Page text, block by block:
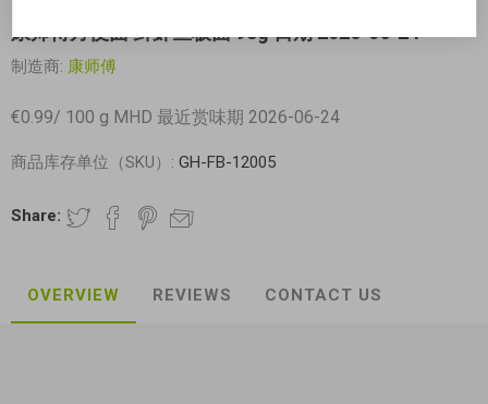
康师傅方便面 鲜虾鱼板面 98g 日期 2026-06-24
制造商: 康师傅
€0.99/ 100 g MHD 最近赏味期 2026-06-24
商品库存单位（SKU）: GH-FB-12005
Share:
OVERVIEW REVIEWS CONTACT US